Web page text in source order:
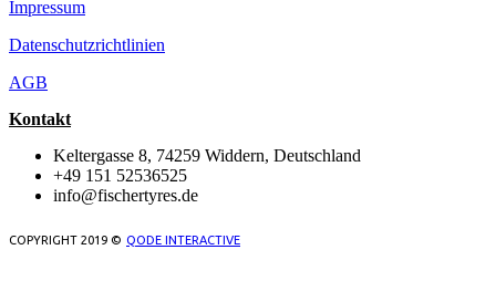
Impressum
Datenschutzrichtlinien
AGB
Kontakt
Keltergasse 8, 74259 Widdern, Deutschland
+49 151 52536525
info@fischertyres.de
COPYRIGHT 2019 © QODE INTERACTIVE